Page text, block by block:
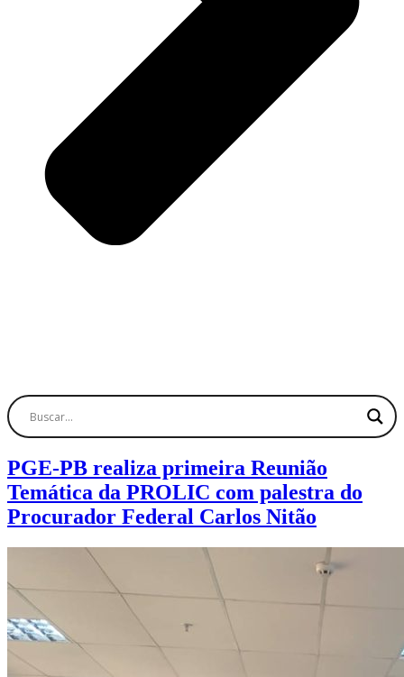
PGE-PB realiza primeira Reunião
Temática da PROLIC com palestra do
Procurador Federal Carlos Nitão